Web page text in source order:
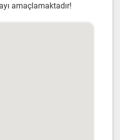
amaçlamaktadır!